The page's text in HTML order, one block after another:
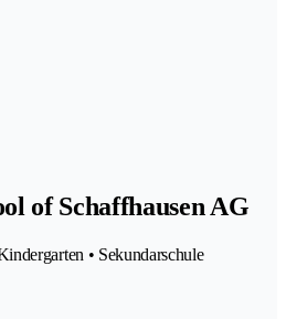
of Schaffhausen AG
• Sekundarschule